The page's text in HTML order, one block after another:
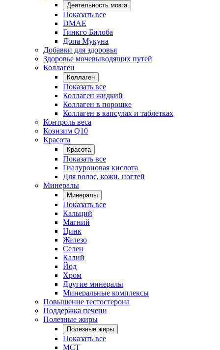
Деятельность мозга
Показать все
DMAE
Гинкго Билоба
Допа Мукуна
Добавки для здоровья
Здоровье мочевыводящих путей
Коллаген
Коллаген
Показать все
Коллаген жидкий
Коллаген в порошке
Коллаген в капсулах и таблетках
Контроль веса
Коэнзим Q10
Красота
Красота
Показать все
Гиалуроновая кислота
Для волос, кожи, ногтей
Минералы
Минералы
Показать все
Кальций
Магний
Цинк
Железо
Селен
Калий
Йод
Хром
Другие минералы
Минеральные комплексы
Повышение тестостерона
Поддержка печени
Полезные жиры
Полезные жиры
Показать все
MCT